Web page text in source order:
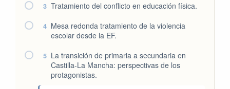
3 Tratamiento del conflicto en educación física.
4 Mesa redonda tratamiento de la violencia
escolar desde la EF.
5 La transición de primaria a secundaria en
Castilla-La Mancha: perspectivas de los
protagonistas.